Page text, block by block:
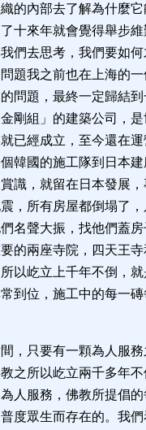
的內部去了解為什麼它
十來年就會覺得舉步
們去思考，我們要如
題我之前也在上海的
問題，最終一定歸結到
剛組」的建築公司，
已經成立，至今還在
韓國的施工隊到日本
識，就留在日本發展，
，所有房屋都倒塌了
名聲大振，找他們蓋
的兩座寺院，四天王
以屹立上千年不倒，
到位，施工中的每一
，只要有一顆為人服
之所以屹立兩千多年
人服務，佛教所提倡的
度眾生而存在的。我